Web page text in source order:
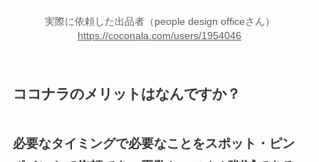
実際に依頼した出品者（people design officeさん）
https://coconala.com/users/1954046
ココナラのメリットはなんですか？
必要なタイミングで必要なことをスポット・ピン